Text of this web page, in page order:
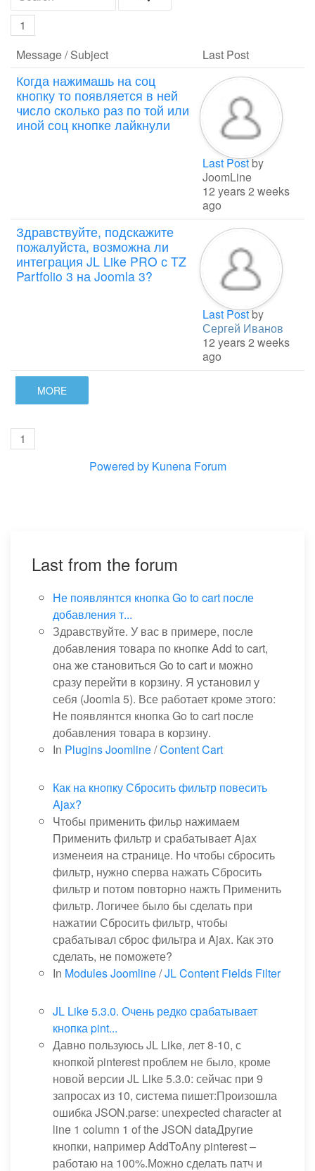
1
Message / Subject
Last Post
MORE
Когда нажимашь на соц
кнопку то появляется в ней
число сколько раз по той или
иной соц кнопке лайкнули
Last Postby
JoomLine
12 years 2 weeks
ago
Здравствуйте, подскажите
пожалуйста, возможна ли
интеграция JL Like PRO с TZ
Partfolio 3 на Joomla 3?
Last Postby
Сергей Иванов
12 years 2 weeks
ago
1
Powered by Kunena Forum
Last from the forum
Не появлянтся кнопка Go to cart после
добавления т...
Здравствуйте. У вас в примере, после
добавления товара по кнопке Add to cart,
она же становиться Go to cart и можно
сразу перейти в корзину. Я установил у
себя (Joomla 5). Все работает кроме этого:
Не появлянтся кнопка Go to cart после
добавления товара в корзину.
In Plugins Joomline/Content Cart
Как на кнопку Сбросить фильтр повесить
Ajax?
Чтобы применить фильр нажимаем
Применить фильтр и срабатывает Ajax
изменеия на странице. Но чтобы сбросить
фильтр, нужно сперва нажать Сбросить
фильтр и потом повторно нажть Применить
фильтр. Логичее было бы сделать при
нажатии Сбросить фильтр, чтобы
срабатывал сброс фильтра и Ajax. Как это
сделать, не поможете?
In Modules Joomline/JL Content Fields Filter
JL Like 5.3.0. Очень редко срабатывает
кнопка pint...
Давно пользуюсь JL Like, лет 8-10, с
кнопкой pinterest проблем не было, кроме
новой версии JL Like 5.3.0: сейчас при 9
запросах из 10, система пишет:Произошла
ошибка JSON.parse: unexpected character at
line 1 column 1 of the JSON dataДругие
кнопки, например AddToAny pinterest –
работаю на 100%.Можно сделать патч и